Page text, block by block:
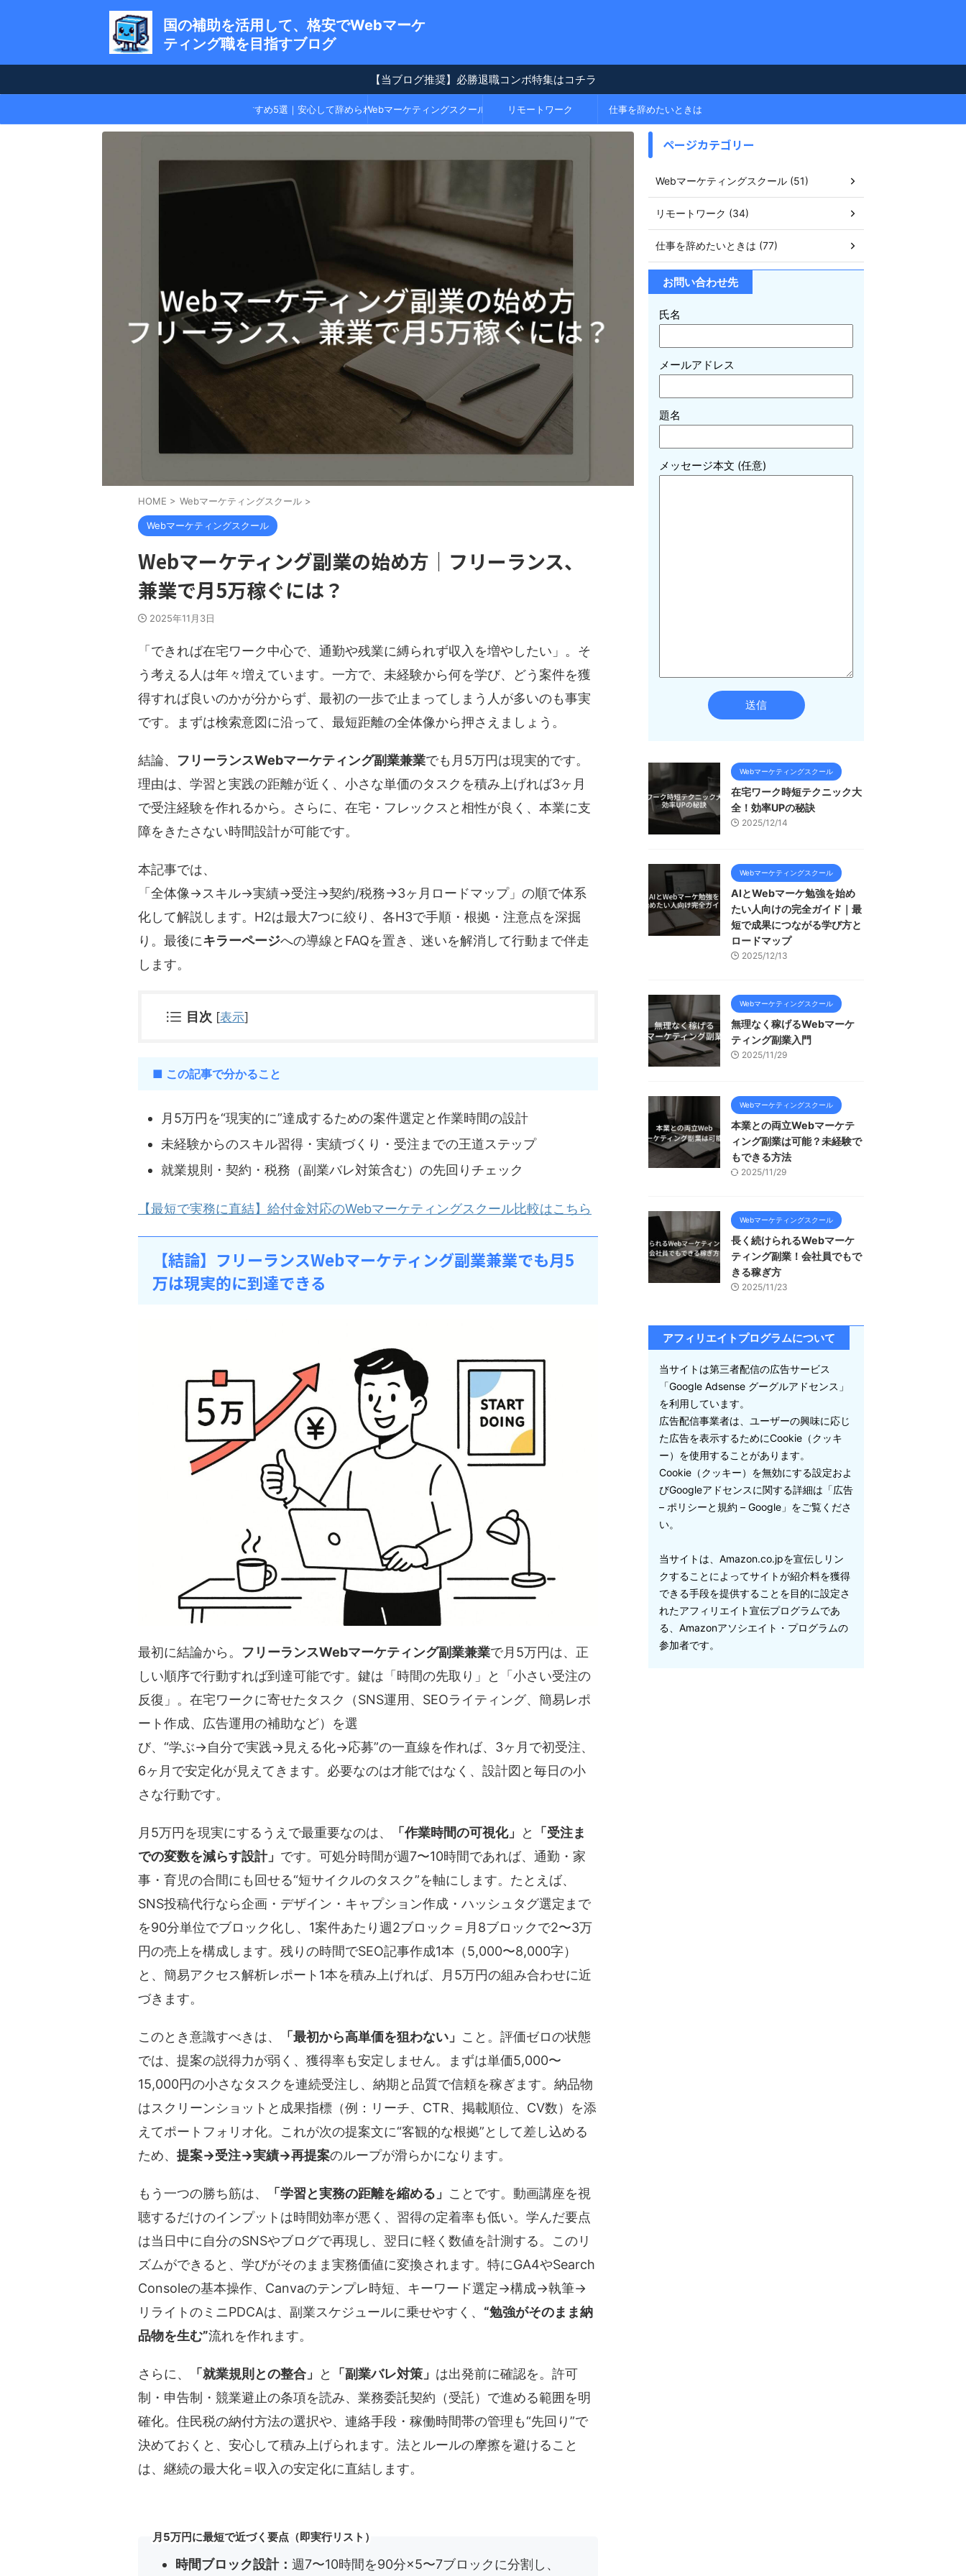
国の補助を活用して、格安でWebマーケ
ティング職を目指すブログ
【当ブログ推奨】必勝退職コンボ特集はコチラ
【比較】退職代行サービスおすすめ5選｜安心して辞められる！【必勝退職コンボPart1】
Webマーケティングスクール リモートワーク 仕事を辞めたいときは
HOME > Webマーケティングスクール >
Webマーケティングスクール
Webマーケティング副業の始め方｜フリーランス、
兼業で月5万稼ぐには？
2025年11月3日
「できれば在宅ワーク中心で、通勤や残業に縛られず収入を増やしたい」。そ
う考える人は年々増えています。一方で、未経験から何を学び、どう案件を獲
得すれば良いのかが分からず、最初の一歩で止まってしまう人が多いのも事実
です。まずは検索意図に沿って、最短距離の全体像から押さえましょう。
結論、 フリーランスWebマーケティング副業兼業でも月5万円は現実的です。
理由は、学習と実践の距離が近く、小さな単価のタスクを積み上げれば3ヶ月
で受注経験を作れるから。さらに、在宅・フレックスと相性が良く、本業に支
障をきたさない時間設計が可能です。
本記事では、
「全体像→スキル→実績→受注→契約/税務→3ヶ月ロードマップ」 の順で体系
化して解説します。 H2は最大7つに絞り、各H3で手順・根拠・注意点を深掘
り。最後にキラーページへの導線とFAQを置き、迷いを解消して行動まで伴走
します。
目次 [表示]
■ この記事で分かること
月5万円を“現実的に”達成するための案件選定と作業時間の設計
未経験からのスキル習得・実績づくり・受注までの王道ステップ
就業規則・契約・税務（副業バレ対策含む）の先回りチェック
【最短で実務に直結】給付金対応のWebマーケティングスクール比較はこちら
【結論】フリーランスWebマーケティング副業兼業でも月5
万は現実的に到達できる
最初に結論から。 フリーランスWebマーケティング副業兼業で月5万円は、正
しい順序で行動すれば到達可能です。鍵は「時間の先取り」と「小さい受注の
反復」。在宅ワークに寄せたタスク（SNS運用、SEOライティング、簡易レポ
ート作成、広告運用の補助など）を選
び、 “学ぶ→自分で実践→見える化→応募”の一直線を作れば、3ヶ月で初受注、
6ヶ月で安定化が見えてきます。必要なのは才能ではなく、設計図と毎日の小
さな行動です。
月5万円を現実にするうえで最重要なのは、 「作業時間の可視化」 と
「受注ま
での変数を減らす設計」 です。可処分時間が週7〜10時間であれば、通勤・家
事・育児の合間にも回せる“短サイクルのタスク”を軸にします。たとえば、
SNS投稿代行なら企画・デザイン・キャプション作成・ハッシュタグ選定まで
を90分単位でブロック化し、1案件あたり週2ブロック＝月8ブロックで2〜3万
円の売上を構成します。残りの時間でSEO記事作成1本（5,000〜8,000字）
と、簡易アクセス解析レポート1本を積み上げれば、月5万円の組み合わせに近
づきます。
このとき意識すべきは、 「最初から高単価を狙わない」 こと。評価ゼロの状態
では、提案の説得力が弱く、獲得率も安定しません。まずは単価5,000〜
15,000円の小さなタスクを連続受注し、納期と品質で信頼を稼ぎます。納品物
はスクリーンショットと成果指標（例：リーチ、CTR、掲載順位、CV数）を添
えてポートフォリオ化。これが次の提案文に“客観的な根拠”として差し込める
ため、 提案→受注→実績→再提案のループが滑らかになります。
もう一つの勝ち筋は、 「学習と実務の距離を縮める」 ことです。動画講座を視
聴するだけのインプットは時間効率が悪く、習得の定着率も低い。学んだ要点
は当日中に自分のSNSやブログで再現し、翌日に軽く数値を計測する。このリ
ズムができると、学びがそのまま実務価値に変換されます。特にGA4やSearch
Consoleの基本操作、Canvaのテンプレ時短、キーワード選定→構成→執筆→
リライトのミニPDCAは、副業スケジュールに乗せやすく、 “勉強がそのまま納
品物を生む”流れを作れます。
さらに、 「就業規則との整合」 と 「副業バレ対策」 は出発前に確認を。許可
制・申告制・競業避止の条項を読み、 業務委託契約（受託） で進める範囲を明
確化。住民税の納付方法の選択や、連絡手段・稼働時間帯の管理も“先回り”で
決めておくと、安心して積み上げられます。法とルールの摩擦を避けること
は、継続の最大化＝収入の安定化に直結します。
月5万円に最短で近づく要点（即実行リスト）
時間ブロック設計： 週7〜10時間を90分×5〜7ブロックに分割し、
ページカテゴリー
Webマーケティングスクール (51)
リモートワーク (34)
仕事を辞めたいときは (77)
お問い合わせ先
氏名
メールアドレス
題名
メッセージ本文 (任意)
Webマーケティングスクール
在宅ワーク時短テクニック大
全！効率UPの秘訣
2025/12/14
Webマーケティングスクール
AIとWebマーケ勉強を始め
たい人向けの完全ガイド｜最
短で成果につながる学び方と
ロードマップ
2025/12/13
Webマーケティングスクール
無理なく稼げるWebマーケ
ティング副業入門
2025/11/29
Webマーケティングスクール
本業との両立Webマーケテ
ィング副業は可能？未経験で
もできる方法
2025/11/29
Webマーケティングスクール
長く続けられるWebマーケ
ティング副業！会社員でもで
きる稼ぎ方
2025/11/23
アフィリエイトプログラムについて
当サイトは第三者配信の広告サービス
「Google Adsense グーグルアドセンス」
を利用しています。
広告配信事業者は、ユーザーの興味に応じ
た広告を表示するためにCookie（クッキ
ー）を使用することがあります。
Cookie（クッキー）を無効にする設定およ
びGoogleアドセンスに関する詳細は「広告
– ポリシーと規約 – Google」をご覧くださ
い。
当サイトは、Amazon.co.jpを宣伝しリン
クすることによってサイトが紹介料を獲得
できる手段を提供することを目的に設定さ
れたアフィリエイト宣伝プログラムであ
る、Amazonアソシエイト・プログラムの
参加者です。